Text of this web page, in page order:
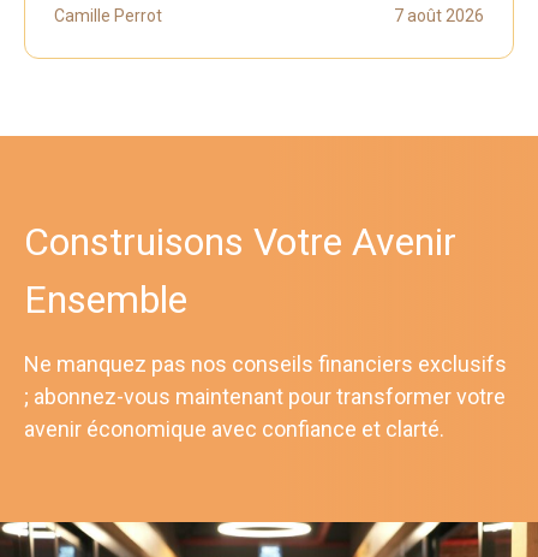
Camille Perrot 7 août 2026
Construisons Votre Avenir
Ensemble
Ne manquez pas nos conseils financiers exclusifs
; abonnez-vous maintenant pour transformer votre
avenir économique avec confiance et clarté.